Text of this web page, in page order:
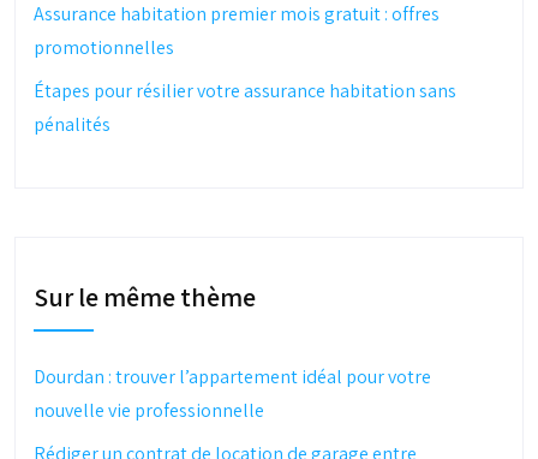
Assurance habitation premier mois gratuit : offres
promotionnelles
Étapes pour résilier votre assurance habitation sans
pénalités
Sur le même thème
Dourdan : trouver l’appartement idéal pour votre
nouvelle vie professionnelle
Rédiger un contrat de location de garage entre